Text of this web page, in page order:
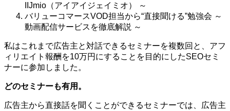
IIJmio（アイアイジェイミオ） ～
バリューコマースVOD担当から“直接聞ける”勉強会 ～
動画配信サービスを徹底解説 ～
私はこれまで広告主と対話できるセミナーを複数回と、アフ
ィリエイト報酬を10万円にすることを目的にしたSEOセミ
ナーに参加しました。
どのセミナーも有用。
広告主から直接話を聞くことができるセミナーでは、広告主